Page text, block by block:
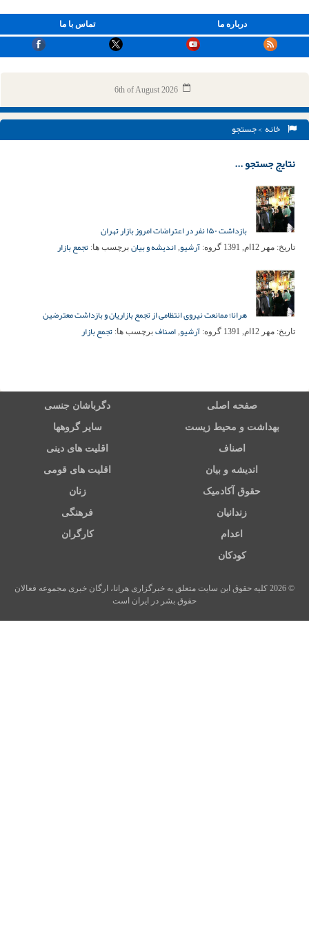
تماس با ما درباره ما
6th of August 2026
خانه > جستجو
نتایج جستجو ...
بازداشت ۱۵۰ نفر در اعتراضات امروز بازار تهران
تاریخ: مهر 12ام, 1391 گروه: آرشیو, اندیشه و بیان برچسب ها: تجمع بازار
هرانا؛ ممانعت نیروی انتظامی از تجمع بازاریان و بازداشت معترضین
تاریخ: مهر 12ام, 1391 گروه: آرشیو, اصناف برچسب ها: تجمع بازار
صفحه اصلی دگرباشان جنسی
بهداشت و محیط زیست سایر گروهها
اصناف اقلیت های دینی
اندیشه و بیان اقلیت های قومی
حقوق آکادمیک زنان
زندانیان فرهنگی
اعدام کارگران
کودکان
© 2026 کلیه حقوق این سایت متعلق به خبرگزاری هرانا، ارگان خبری مجموعه فعالان
حقوق بشر در ایران است